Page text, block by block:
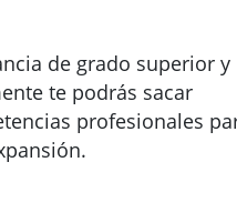
de grado superior y
te podrás sacar
profesionales